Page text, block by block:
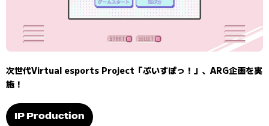
次世代Virtual esports Project「ぶいすぽっ！」、ARG企画を実
施！
IP Production